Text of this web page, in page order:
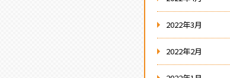
2022年3月
2022年2月